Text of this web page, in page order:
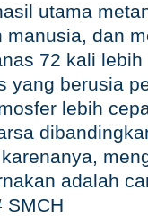
utama
dan
72 kali
yang berusia
lebih
adalah
SMCH